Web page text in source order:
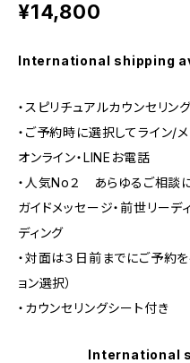
¥14,800
International shipping
・スピリチュアルカウンセ
・ご予約時に選択してライン/
オンライン・LINEお電話
・人気No２ あらゆるご相談に
ガイドメッセージ・前世リーデ
ディング
・対面は３日前までにご予約
ョン選択）
・カウンセリングシート付き
International